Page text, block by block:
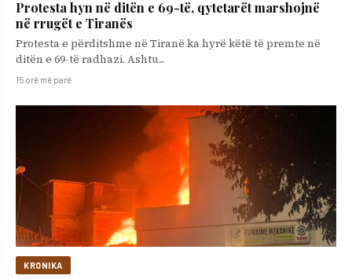
Protesta hyn në ditën e 69-të, qytetarët marshojnë
në rrugët e Tiranës
Protesta e përditshme në Tiranë ka hyrë këtë të premte në
ditën e 69-të radhazi. Ashtu...
15 orë më parë
KRONIKA